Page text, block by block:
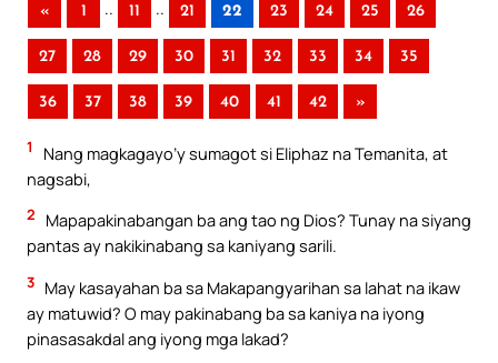
« 1 .. 11 .. 21 22 23 24 25 26
27 28 29 30 31 32 33 34 35
36 37 38 39 40 41 42 »
1
Nang magkagayo’y sumagot si Eliphaz na Temanita, at
nagsabi,
2
Mapapakinabangan ba ang tao ng Dios? Tunay na siyang
pantas ay nakikinabang sa kaniyang sarili.
3 May kasayahan ba sa Makapangyarihan sa lahat na ikaw
ay matuwid? O may pakinabang ba sa kaniya na iyong
pinasasakdal ang iyong mga lakad?